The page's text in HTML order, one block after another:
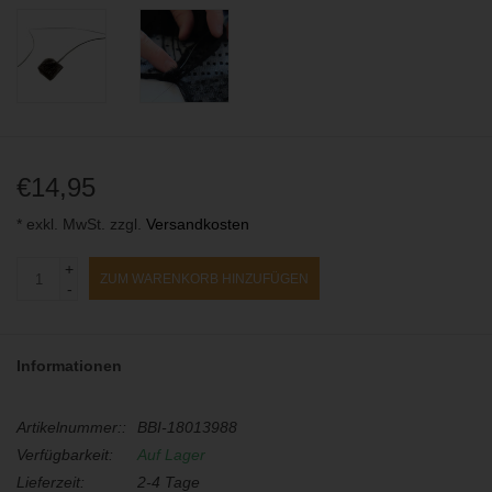
€14,95
* exkl. MwSt. zzgl. Versandkosten
+
-
ZUM WARENKORB HINZUFÜGEN
Informationen
Artikelnummer::
BBI-18013988
Verfügbarkeit:
Auf Lager
Lieferzeit:
2-4 Tage